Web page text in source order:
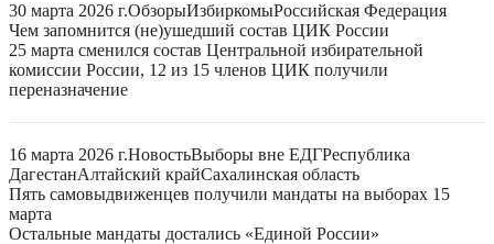
30 марта 2026 г.ОбзорыИзбиркомыРоссийская Федерация
Чем запомнится (не)ушедший состав ЦИК России
25 марта сменился состав Центральной избирательной
комиссии России, 12 из 15 членов ЦИК получили
переназначение
16 марта 2026 г.НовостьВыборы вне ЕДГРеспублика
ДагестанАлтайский крайСахалинская область
Пять самовыдвиженцев получили мандаты на выборах 15
марта
Остальные мандаты достались «Единой России»